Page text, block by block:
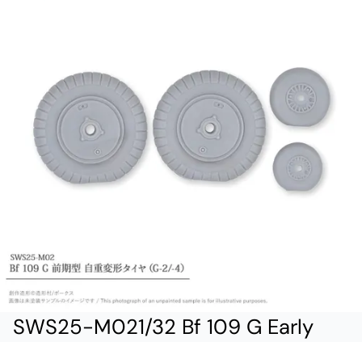
SWS25-M021/32 Bf 109 G Early